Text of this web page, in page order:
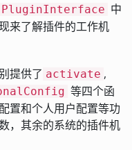
PluginInterface 中
来了解插件的工作机
提供了 activate ,
等四个函
置和个人用户配置等功
，其余的系统的插件机